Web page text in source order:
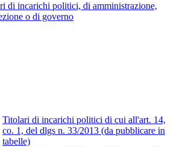
di incarichi politici, di amministrazione,
o di governo
Titolari di incarichi politici di cui all'art. 14,
co. 1, del dlgs n. 33/2013 (da pubblicare in
tabelle)